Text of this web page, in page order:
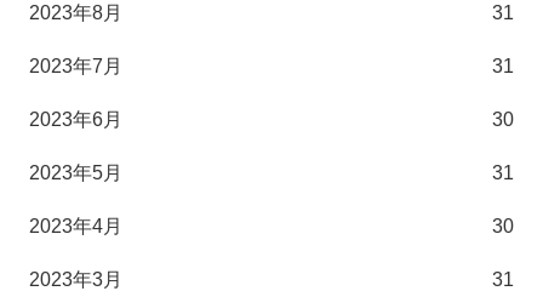
2023年8月 31
2023年7月 31
2023年6月 30
2023年5月 31
2023年4月 30
2023年3月 31